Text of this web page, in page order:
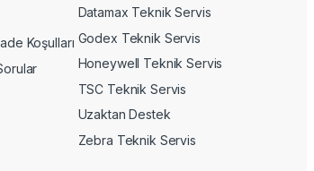
Koşulları
Datamax Teknik Servis
Godex Teknik Servis
Honeywell Teknik Servis
TSC Teknik Servis
Uzaktan Destek
Zebra Teknik Servis